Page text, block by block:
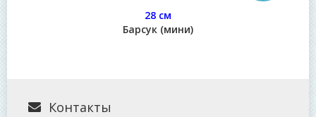
28 см
Барсук (мини)
Контакты